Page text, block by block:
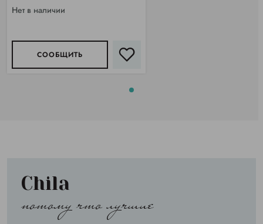
Нет в наличии
СООБЩИТЬ
Chila
потому что лучшие